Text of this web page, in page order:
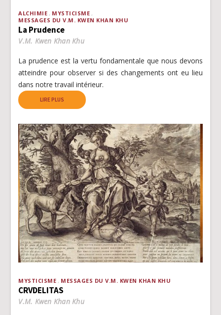
ALCHIMIE
MYSTICISME
MESSAGES DU V.M. KWEN KHAN KHU
La Prudence
V.M. Kwen Khan Khu
La prudence est la vertu fondamentale que nous devons
atteindre pour observer si des changements ont eu lieu
dans notre travail intérieur.
LIRE PLUS
MYSTICISME MESSAGES DU V.M. KWEN KHAN KHU
CRVDELITAS
V.M. Kwen Khan Khu